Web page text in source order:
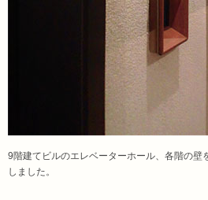
9階建てビルのエレベーターホール、各階の壁
しました。